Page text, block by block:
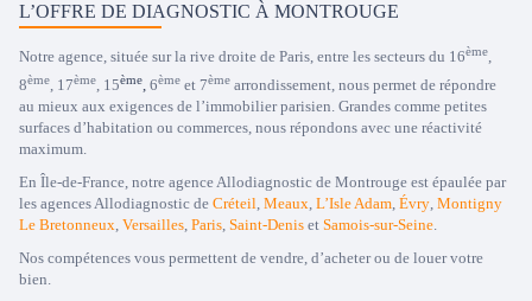
L’OFFRE DE DIAGNOSTIC À MONTROUGE
Notre agence, située sur la rive droite de Paris, entre les secteurs du 16ème,
8ème , 17ème , 15ème 6ème et 7ème arrondissement, nous permet de répondre
au mieux aux exigences de l’immobilier parisien. Grandes comme petites
surfaces d’habitation ou commerces, nous répondons avec une réactivité
maximum.
En Île-de-France, notre agence Allodiagnostic de Montrouge est épaulée par
les agences Allodiagnostic de Créteil Meaux L’Isle Adam Évry Montigny
Le Bretonneux Versailles Paris Saint-Denis et Samois-sur-Seine
Nos compétences vous permettent de vendre, d’acheter ou de louer votre
bien.